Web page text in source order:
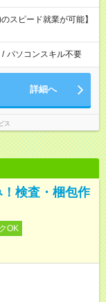
スピード就業が可能】
/ パソコンスキル不要
詳細へ
ス
検査・梱包作
OK